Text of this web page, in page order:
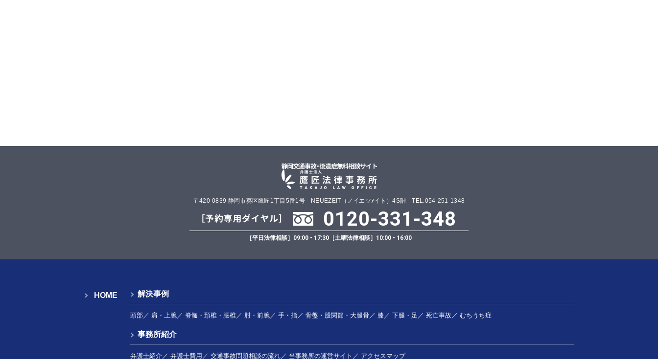
〒420-0839 静岡市葵区鷹匠1丁目5番1号 NEUEZEIT（ノイエツｱイト）4S階 TEL.054-251-1348
0120-331-348
［平日法律相談］ 09:00 - 17:30 ［土曜法律相談］ 10:00 - 16:00
HOME 解決事例
頭部／ 肩・上腕／ 脊髄・頚椎・腰椎／ 肘・前腕／ 手・指／ 骨盤・股関節・大腿骨／ 膝 ／ 下腿・足 ／ 死亡事故 ／ むちうち症
事務所紹介
弁護士紹介／ 弁護士費用 ／ 交通事故問題相談の流れ／ 当事務所の運営サイト ／ アクセスマップ